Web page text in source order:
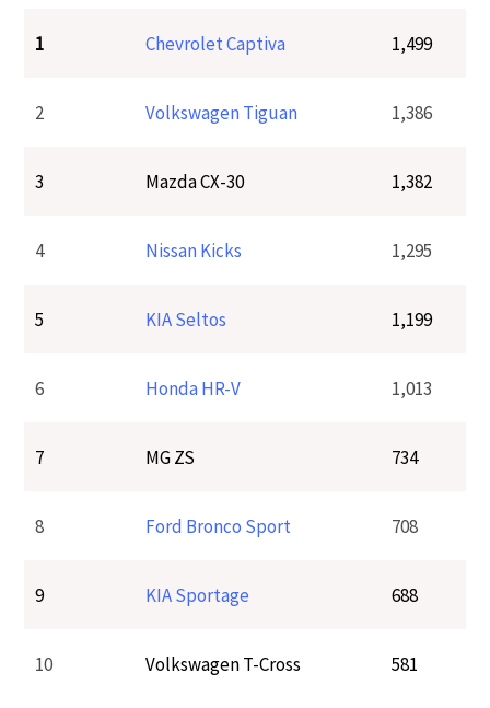
1 Chevrolet Captiva 1,499
2 Volkswagen Tiguan 1,386
3 Mazda CX-30 1,382
4 Nissan Kicks 1,295
5 KIA Seltos 1,199
6 Honda HR-V 1,013
7 MG ZS 734
8 Ford Bronco Sport 708
9 KIA Sportage 688
10 Volkswagen T-Cross 581